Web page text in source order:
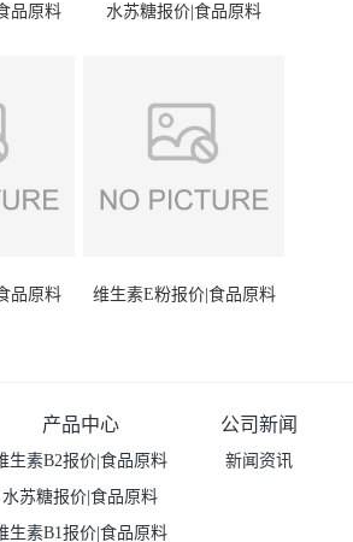
品原料 水苏糖报价|食品原料
品原料 维生素E粉报价|食品原料
产品中心
生素B2报价|食品原料
水苏糖报价|食品原料
生素B1报价|食品原料
公司新闻
新闻资讯